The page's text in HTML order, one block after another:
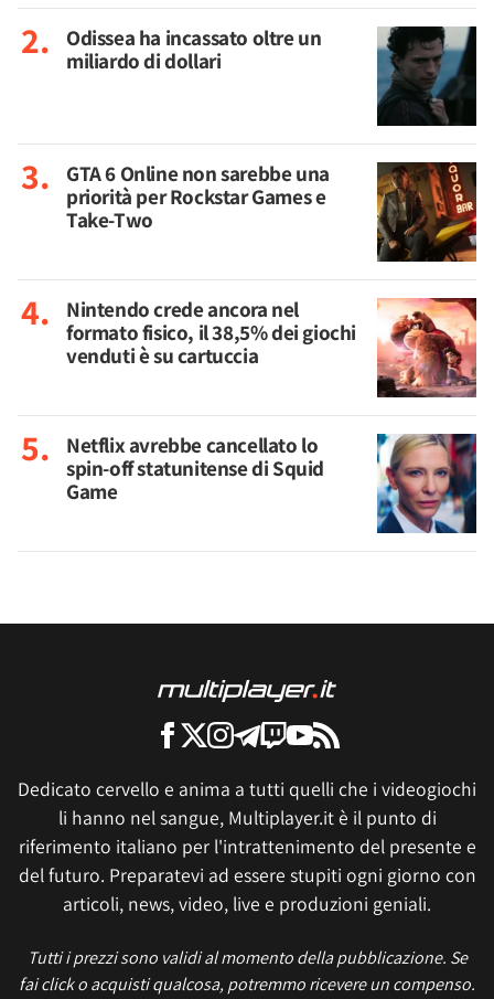
Odissea ha incassato oltre un
miliardo di dollari
GTA 6 Online non sarebbe una
priorità per Rockstar Games e
Take-Two
Nintendo crede ancora nel
formato fisico, il 38,5% dei giochi
venduti è su cartuccia
Netflix avrebbe cancellato lo
spin-off statunitense di Squid
Game
Dedicato cervello e anima a tutti quelli che i videogiochi
li hanno nel sangue, Multiplayer.it è il punto di
riferimento italiano per l'intrattenimento del presente e
del futuro. Preparatevi ad essere stupiti ogni giorno con
articoli, news, video, live e produzioni geniali.
Tutti i prezzi sono validi al momento della pubblicazione. Se
fai click o acquisti qualcosa, potremmo ricevere un compenso.